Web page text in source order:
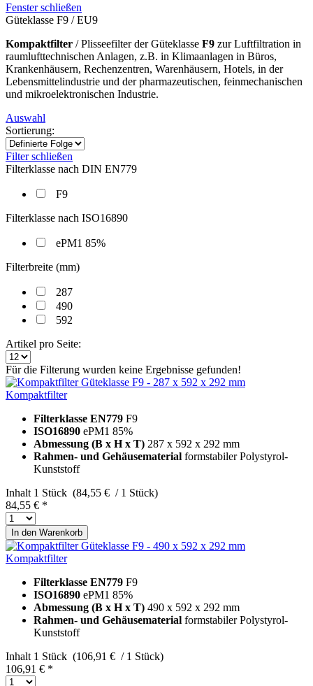
Fenster schließen
Güteklasse F9 / EU9
Kompaktfilter / Plisseefilter der Güteklasse F9 zur Luftfiltration in
raumlufttechnischen Anlagen, z.B. in Klimaanlagen in Büros,
Krankenhäusern, Rechenzentren, Warenhäusern, Hotels, in der
Lebensmittelindustrie und der pharmazeutischen, feinmechanischen
und mikroelektronischen Industrie.
Auswahl
Sortierung:
Filter schließen
Filterklasse nach DIN EN779
F9
Filterklasse nach ISO16890
ePM1 85%
Filterbreite (mm)
287
490
592
Artikel pro Seite:
Für die Filterung wurden keine Ergebnisse gefunden!
Kompaktfilter
Filterklasse EN779 F9
ISO16890 ePM1 85%
Abmessung (B x H x T) 287 x 592 x 292 mm
Rahmen- und Gehäusematerial formstabiler Polystyrol-
Kunststoff
Inhalt 1 Stück (84,55 € / 1 Stück)
84,55 € *
In den Warenkorb
Kompaktfilter
Filterklasse EN779 F9
ISO16890 ePM1 85%
Abmessung (B x H x T) 490 x 592 x 292 mm
Rahmen- und Gehäusematerial formstabiler Polystyrol-
Kunststoff
Inhalt 1 Stück (106,91 € / 1 Stück)
106,91 € *